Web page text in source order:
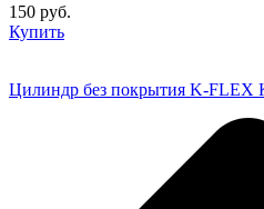
150 руб.
Купить
Цилиндр без покрытия K-FLEX